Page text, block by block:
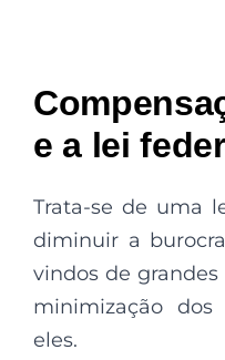
e a lei
Trata-se de uma
diminuir a
vindos de
minimização
eles.